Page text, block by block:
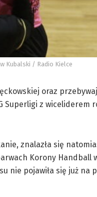
Kubalski / Radio Kielce
oraz
Superligi z wiceliderem
znalazła się
Korony Handball
nie pojawiła się już na